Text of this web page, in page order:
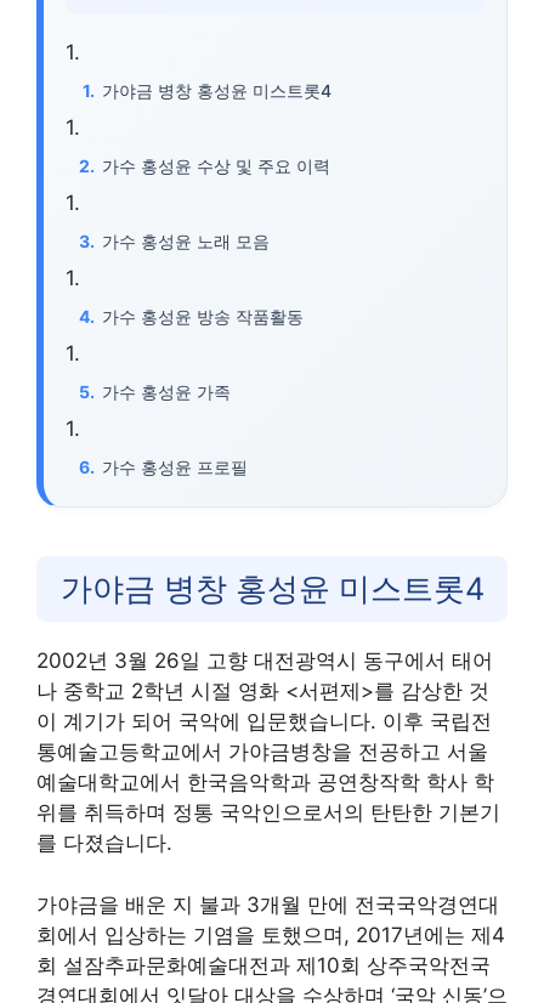
가야금 병창 홍성윤 미스트롯4
가수 홍성윤 수상 및 주요 이력
가수 홍성윤 노래 모음
가수 홍성윤 방송 작품활동
가수 홍성윤 가족
가수 홍성윤 프로필
가야금 병창 홍성윤 미스트롯4
2002년 3월 26일 고향 대전광역시 동구에서 태어
나 중학교 2학년 시절 영화 <서편제>를 감상한 것
이 계기가 되어 국악에 입문했습니다. 이후 국립전
통예술고등학교에서 가야금병창을 전공하고 서울
예술대학교에서 한국음악학과 공연창작학 학사 학
위를 취득하며 정통 국악인으로서의 탄탄한 기본기
를 다졌습니다.
가야금을 배운 지 불과 3개월 만에 전국국악경연대
회에서 입상하는 기염을 토했으며, 2017년에는 제4
회 설잠추파문화예술대전과 제10회 상주국악전국
경연대회에서 잇달아 대상을 수상하며 ‘국악 신동’으